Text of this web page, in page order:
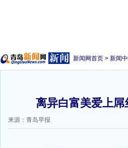
新闻网首页 > 新闻
离异白富美爱上
来源：青岛早报